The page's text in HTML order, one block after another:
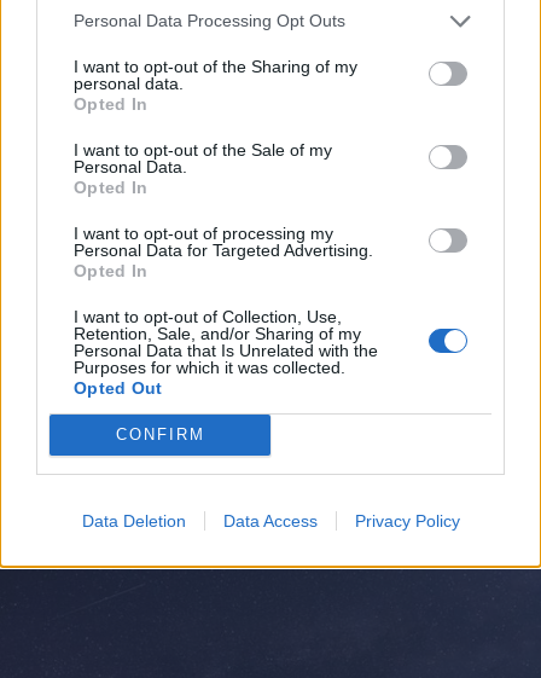
Personal Data Processing Opt Outs
I want to opt-out of the Sharing of my
personal data.
Opted In
I want to opt-out of the Sale of my
Personal Data.
Opted In
I want to opt-out of processing my
Personal Data for Targeted Advertising.
Opted In
I want to opt-out of Collection, Use,
Retention, Sale, and/or Sharing of my
Personal Data that Is Unrelated with the
Purposes for which it was collected.
Opted Out
CONFIRM
Data Deletion Data Access Privacy Policy
ALTO MILANESE
Primo bilancio di sostenibilità per
il gruppo AMGA: “Opportunità di
crescita e trasparenza”